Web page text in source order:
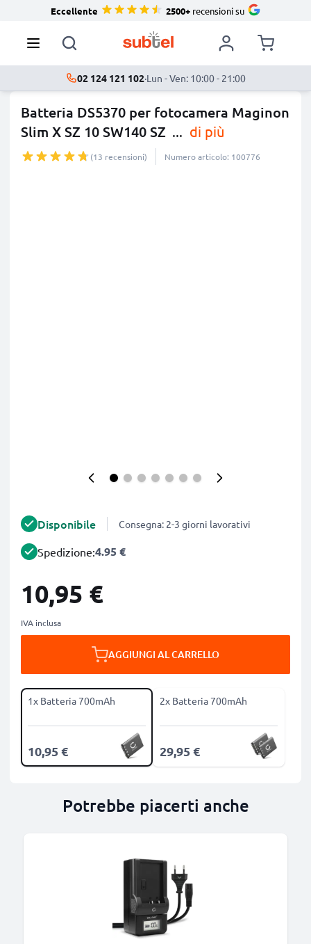
Eccellente 2500+recensioni su
02 124 121 102·Lun - Ven: 10:00 - 21:00
Batteria DS5370 per fotocamera Maginon
Slim X SZ 10 SW140 SZ ... di più
(13 recensioni) Numero articolo: 100776
Disponibile Consegna: 2-3 giorni lavorativi
Spedizione:4.95 €
10,95 €
IVA inclusa
AGGIUNGI AL CARRELLO
1x Batteria 700mAh
10,95 €
2x Batteria 700mAh
29,95 €
Potrebbe piacerti anche